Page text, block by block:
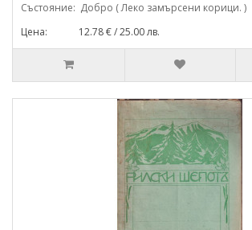
Състояние: Добро ( Леко замърсени корици. )
Цена: 12.78 € / 25.00 лв.